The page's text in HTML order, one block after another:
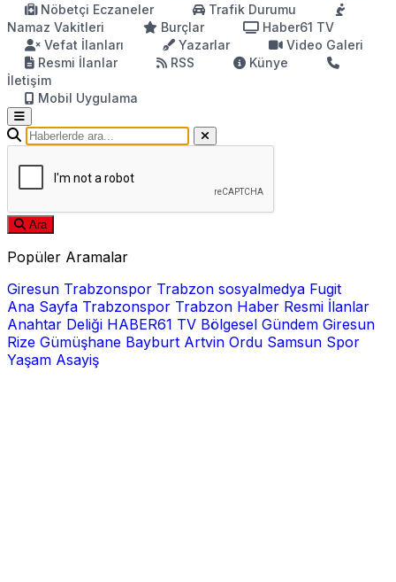
Nöbetçi Eczaneler
Trafik Durumu
Namaz Vakitleri
Burçlar
Haber61 TV
Vefat İlanları
Yazarlar
Video Galeri
Resmi İlanlar
RSS
Künye
İletişim
Mobil Uygulama
Ara
Popüler Aramalar
Giresun Trabzonspor Trabzon sosyalmedya Fugit
Ana Sayfa Trabzonspor Trabzon Haber Resmi İlanlar
Anahtar Deliği HABER61 TV Bölgesel Gündem Giresun
Rize Gümüşhane Bayburt Artvin Ordu Samsun Spor
Yaşam Asayiş